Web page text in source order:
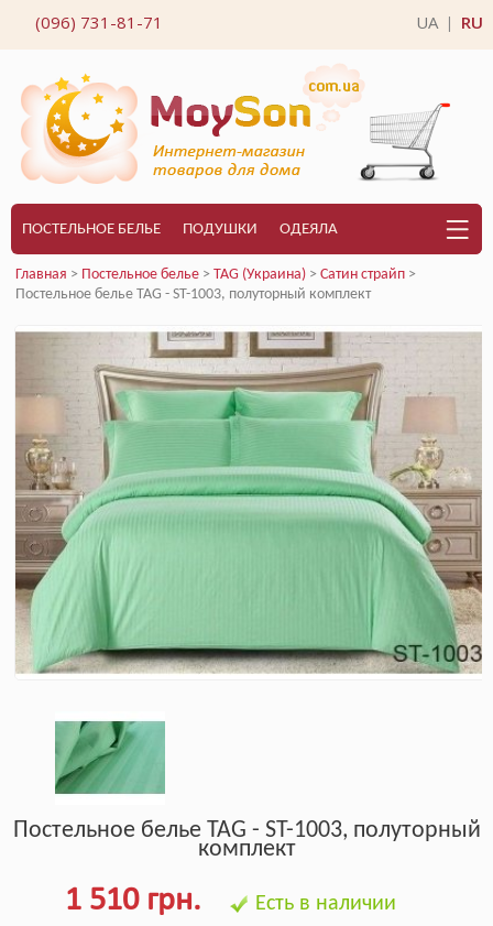
(096) 731-81-71 UA RU
ПОСТЕЛЬНОЕ БЕЛЬЕ ПОДУШКИ ОДЕЯЛА
Главная > Постельное белье > TAG (Украина) > Сатин страйп >
Постельное белье TAG - ST-1003, полуторный комплект
Постельное белье TAG - ST-1003, полуторный
комплект
1 510 грн. Есть в наличии